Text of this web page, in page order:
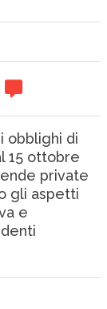
obblighi di
15 ottobre
private
gli aspetti
e